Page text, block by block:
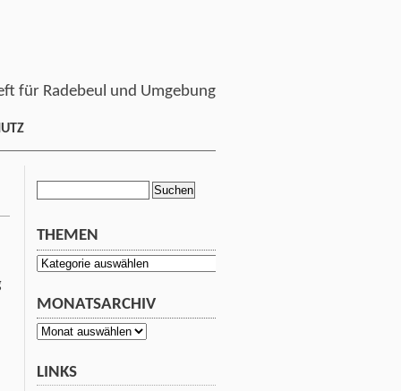
für Radebeul und Umgebung
THEMEN
Themen
MONATSARCHIV
Monatsarchiv
LINKS